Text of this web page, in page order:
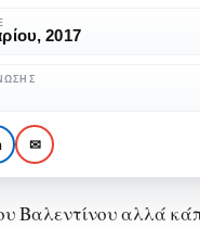
του Αγίου
2017
✉
Βαλεντίνου αλλά